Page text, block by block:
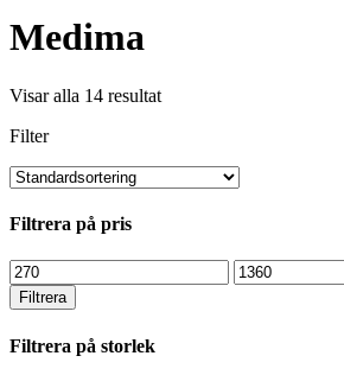
Medima
Visar alla 14 resultat
Filter
Filtrera på pris
Min
pris
Max
pris
Filtrera
Filtrera på storlek